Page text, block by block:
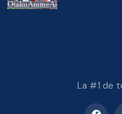
La #1 de